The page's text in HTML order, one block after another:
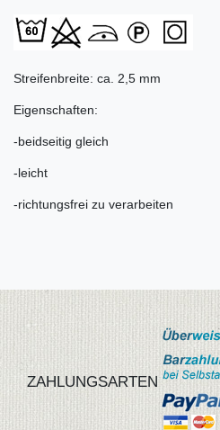
Streifenbreite: ca. 2,5 mm
Eigenschaften:
-beidseitig gleich
-leicht
-richtungsfrei zu verarbeiten
ZAHLUNGSARTEN